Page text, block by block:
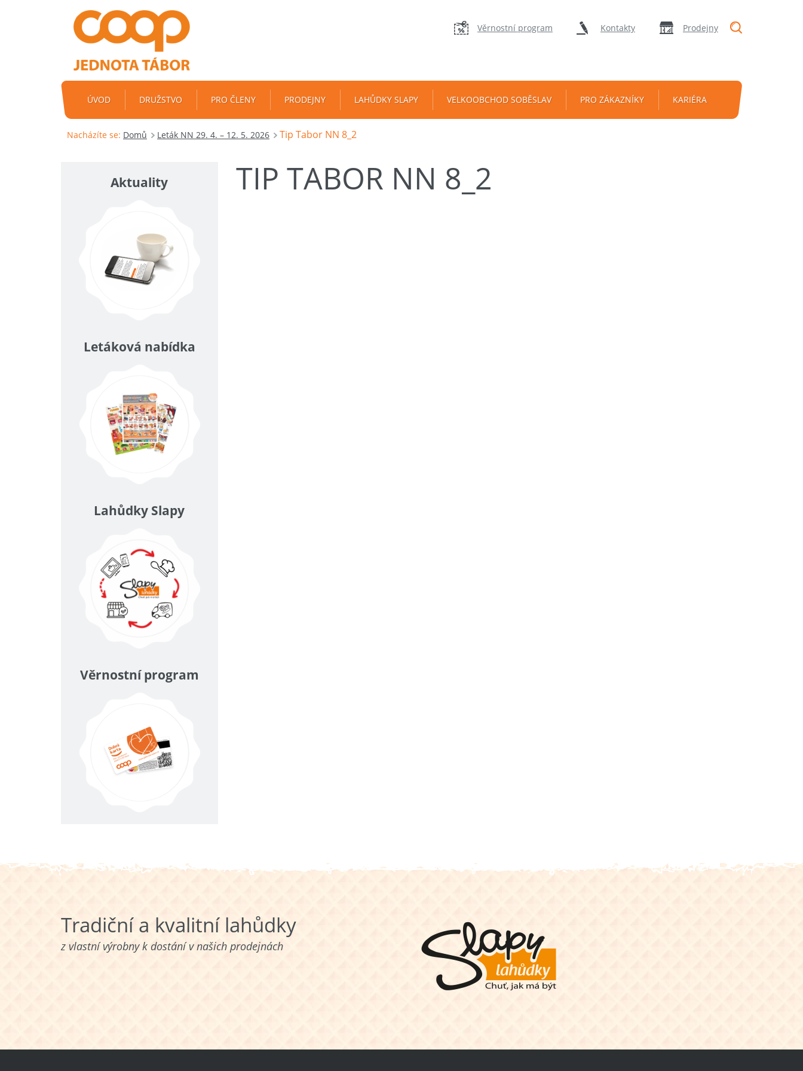
Věrnostní program Kontakty Prodejny
ÚVOD DRUŽSTVO PRO ČLENY PRODEJNY LAHŮDKY SLAPY VELKOOBCHOD SOBĚSLAV PRO ZÁKAZNÍKY KARIÉRA
Nacházíte se: Domů Leták NN 29. 4. – 12. 5. 2026 Tip Tabor NN 8_2
TIP TABOR NN 8_2
Aktuality
Letáková nabídka
Lahůdky Slapy
Věrnostní program
Tradiční a kvalitní lahůdky
z vlastní výrobny k dostání v našich prodejnách